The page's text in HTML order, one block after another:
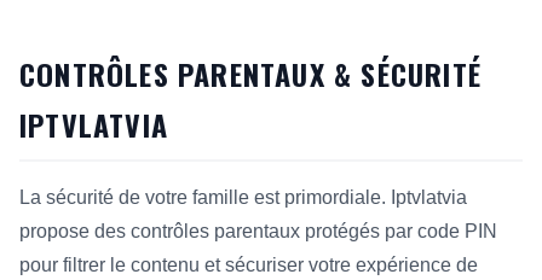
CONTRÔLES PARENTAUX & SÉCURITÉ
IPTVLATVIA
La sécurité de votre famille est primordiale. Iptvlatvia
propose des contrôles parentaux protégés par code PIN
pour filtrer le contenu et sécuriser votre expérience de